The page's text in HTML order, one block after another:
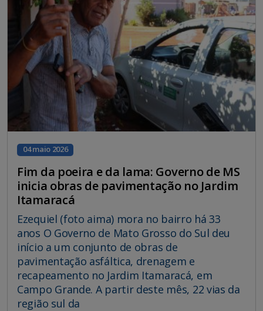
04 maio 2026
Fim da poeira e da lama: Governo de MS
inicia obras de pavimentação no Jardim
Itamaracá
Ezequiel (foto aima) mora no bairro há 33
anos O Governo de Mato Grosso do Sul deu
início a um conjunto de obras de
pavimentação asfáltica, drenagem e
recapeamento no Jardim Itamaracá, em
Campo Grande. A partir deste mês, 22 vias da
região sul da